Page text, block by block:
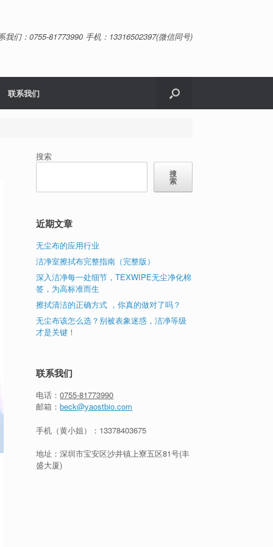
我们：0755-81773990 手机：13316502397(微信同号)
联系我们
搜索
搜
索
近期文章
无尘布的应用行业
洁净室擦拭布完整指南（完整版）
深入洁净每一处细节，TEXWIPE无尘净化棉
签，为高标准而生
擦拭清洁的正确方式 ，你真的做对了吗？
无尘布该怎么选？别被表象迷惑，洁净等级
才是关键！
联系我们
电话：0755-81773990
邮箱：beck@yaostbio.com
手机（黄小姐）： 13378403675
地址：深圳市宝安区沙井镇上寮五区81号(丰
盛大厦)